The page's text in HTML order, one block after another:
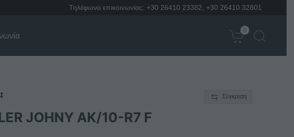
Τηλέφωνα επικοινωνίας: +30 26410 23382 +30 26410 32801
0
Σύγκριση
JOHNY AK/10-R7 F